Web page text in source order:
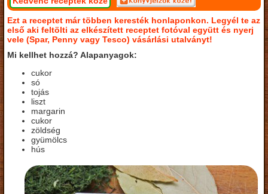
Ezt a receptet már többen keresték honlaponkon. Legyél te az
első aki feltölti az elkészített receptet fotóval együtt és nyerj
vele (Spar, Penny vagy Tesco) vásárlási utalványt!
Mi kellhet hozzá? Alapanyagok:
cukor
só
tojás
liszt
margarin
cukor
zöldség
gyümölcs
hús